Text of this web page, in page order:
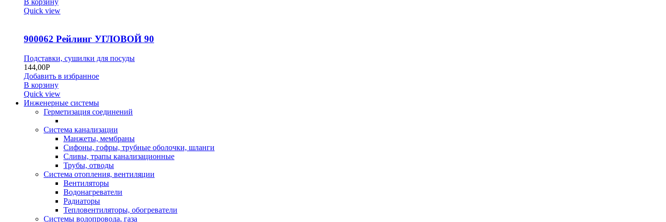
В корзину
Quick view
900062 Рейлинг УГЛОВОЙ 90
Подставки, сушилки для посуды
144,00Р
Добавить в избранное
В корзину
Quick view
Инженерные системы
Герметизация соединений
Система канализации
Манжеты, мембраны
Сифоны, гофры, трубные оболочки, шланги
Сливы, трапы канализационные
Трубы, отводы
Система отопления, вентиляции
Вентиляторы
Водонагреватели
Радиаторы
Тепловентиляторы, обогреватели
Системы водопровода, газа